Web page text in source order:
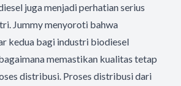
juga menjadi perhatian serius
Jummy menyoroti bahwa
kedua bagi industri biodiesel
memastikan kualitas tetap
distribusi. Proses distribusi dari